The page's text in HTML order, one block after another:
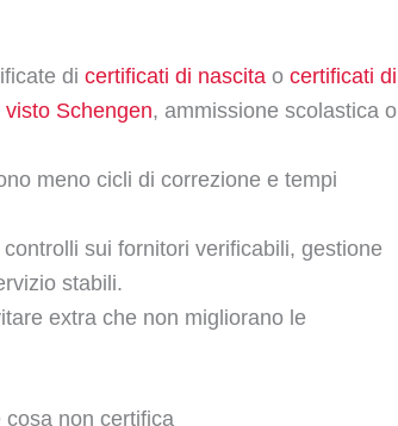
di certificati di nascita o certificati di
visto Schengen, ammissione scolastica o
meno cicli di correzione e tempi
sui fornitori verificabili, gestione
stabili.
extra che non migliorano le
non certifica